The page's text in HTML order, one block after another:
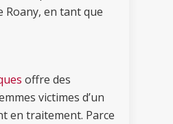
Roany, en tant que
offre des
victimes d’un
en traitement. Parce